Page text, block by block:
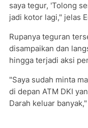
saya tegur, 'Tolong
jadi kotor lagi," jelas
Rupanya teguran
disampaikan dan
hingga terjadi aksi
"Saya sudah minta
di depan ATM DKI
Darah keluar